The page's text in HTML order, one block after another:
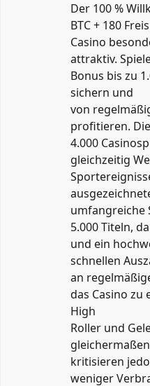
Der 100 %
BTC + 180
Casino
attraktiv.
Bonus bis zu
sichern und
von
profitieren.
4.000
gleichzeitig
umfangreiche
5.000 Titeln,
und ein
schnellen
an
das Casino zu
High
Roller und
kritisieren
weniger